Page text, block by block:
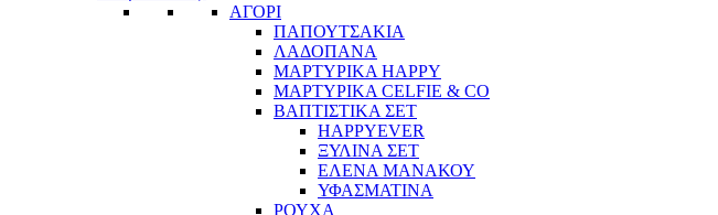
ΑΓΟΡΙ
ΠΑΠΟΥΤΣΑΚΙΑ
ΛΑΔΟΠΑΝΑ
ΜΑΡΤΥΡΙΚΑ HAPPY
ΜΑΡΤΥΡΙΚΑ CELFIE & CO
ΒΑΠΤΙΣΤΙΚΑ ΣΕΤ
HAPPYEVER
ΞΥΛΙΝΑ ΣΕΤ
ΕΛΕΝΑ ΜΑΝΑΚΟΥ
ΥΦΑΣΜΑΤΙΝΑ
ΡΟΥΧΑ